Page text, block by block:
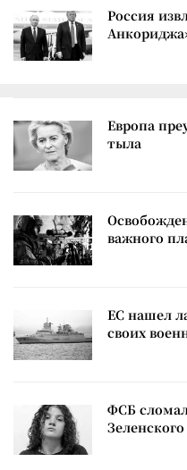
Россия
Европа
тыла
важного
ЕС нашел
своих
ФСБ